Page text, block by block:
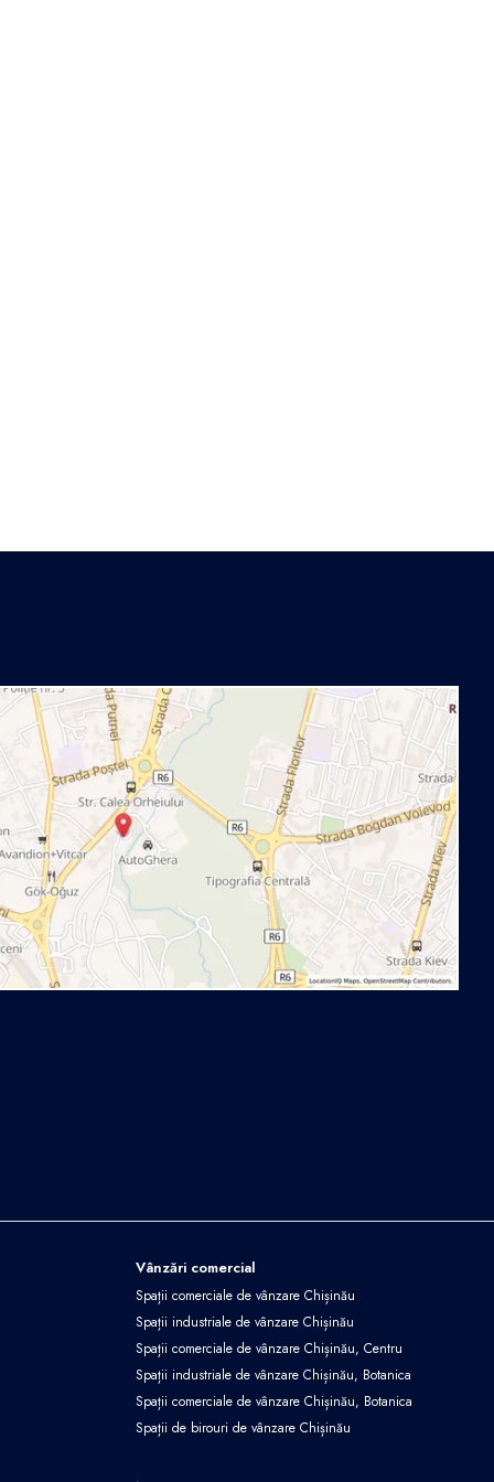
Vânzări comercial
Spații comerciale de vânzare Chișinău
Spații industriale de vânzare Chișinău
Spații comerciale de vânzare Chișinău, Centru
Spații industriale de vânzare Chișinău, Botanica
Spații comerciale de vânzare Chișinău, Botanica
Spații de birouri de vânzare Chișinău